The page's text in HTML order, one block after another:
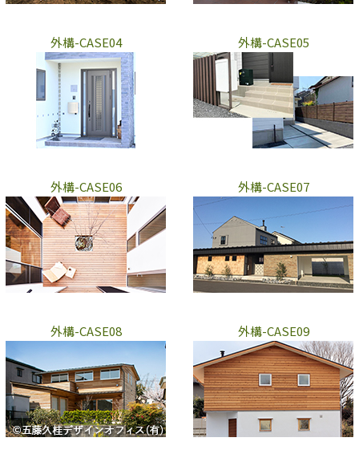
外構-CASE04 外構-CASE05
外構-CASE06 外構-CASE07
外構-CASE08 外構-CASE09